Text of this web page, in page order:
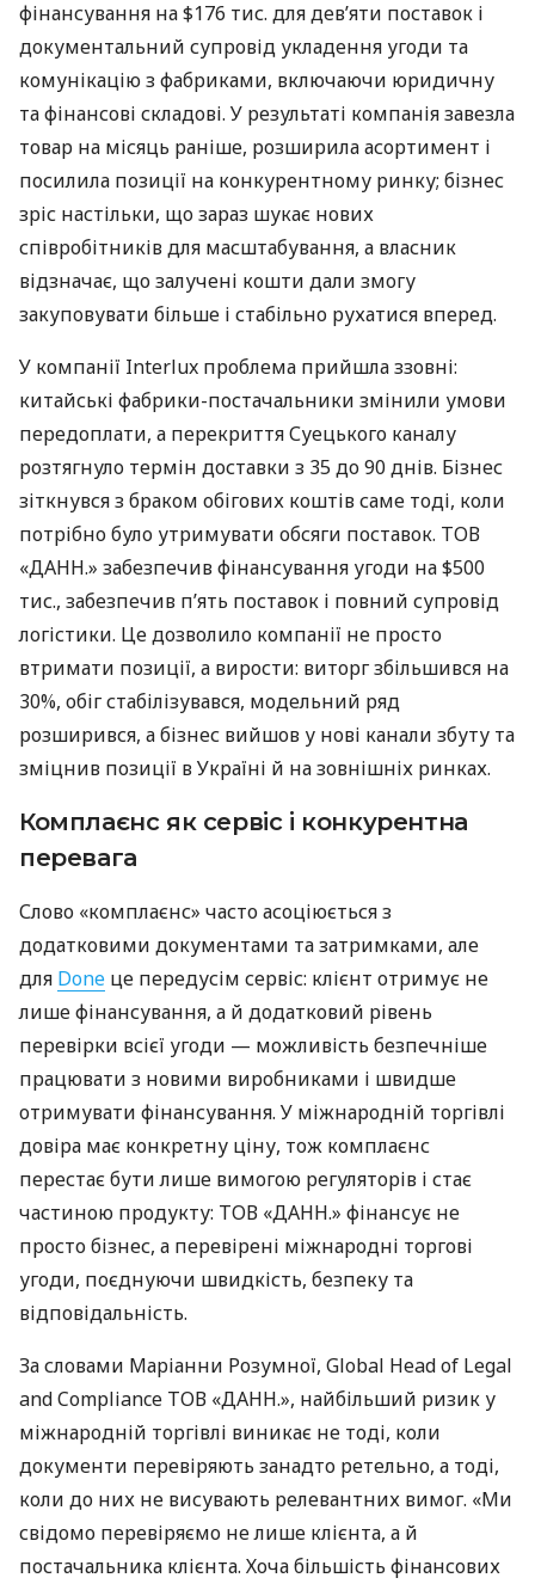
фінансування на $176 тис. для дев’яти поставок і
документальний супровід укладення угоди та
комунікацію з фабриками, включаючи юридичну
та фінансові складові. У результаті компанія завезла
товар на місяць раніше, розширила асортимент і
посилила позиції на конкурентному ринку; бізнес
зріс настільки, що зараз шукає нових
співробітників для масштабування, а власник
відзначає, що залучені кошти дали змогу
закуповувати більше і стабільно рухатися вперед.
У компанії Interlux проблема прийшла ззовні:
китайські фабрики-постачальники змінили умови
передоплати, а перекриття Суецького каналу
розтягнуло термін доставки з 35 до 90 днів. Бізнес
зіткнувся з браком обігових коштів саме тоді, коли
потрібно було утримувати обсяги поставок. ТОВ
«ДАНН.» забезпечив фінансування угоди на $500
тис., забезпечив п’ять поставок і повний супровід
логістики. Це дозволило компанії не просто
втримати позиції, а вирости: виторг збільшився на
30%, обіг стабілізувався, модельний ряд
розширився, а бізнес вийшов у нові канали збуту та
зміцнив позиції в Україні й на зовнішніх ринках.
Комплаєнс як сервіс і конкурентна
перевага
Слово «комплаєнс» часто асоціюється з
додатковими документами та затримками, але
для Done це передусім сервіс: клієнт отримує не
лише фінансування, а й додатковий рівень
перевірки всієї угоди — можливість безпечніше
працювати з новими виробниками і швидше
отримувати фінансування. У міжнародній торгівлі
довіра має конкретну ціну, тож комплаєнс
перестає бути лише вимогою регуляторів і стає
частиною продукту: ТОВ «ДАНН.» фінансує не
просто бізнес, а перевірені міжнародні торгові
угоди, поєднуючи швидкість, безпеку та
відповідальність.
За словами Маріанни Розумної, Global Head of Legal
and Compliance ТОВ «ДАНН.», найбільший ризик у
міжнародній торгівлі виникає не тоді, коли
документи перевіряють занадто ретельно, а тоді,
коли до них не висувають релевантних вимог. «Ми
свідомо перевіряємо не лише клієнта, а й
постачальника клієнта. Хоча більшість фінансових